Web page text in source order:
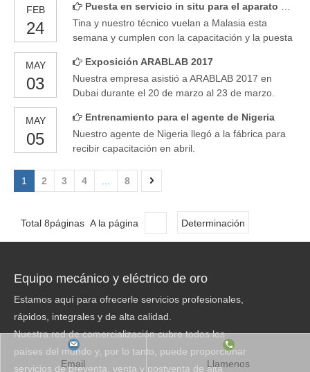
las diferencias de energía entre
producción para equipos de prueba de petróleo.
Servimos en China durante 30 años y exportamos
20 años y ganamos el reconocimiento colaborativo
en T
FEB
24
Puesta en servicio in situ para el aparato de propagación de incendios BS476-6
Tina y nuestro técnico vuelan a Malasia esta
semana y cumplen con la capacitación y la puesta
MAY
03
Exposición ARABLAB 2017
Nuestra empresa asistió a ARABLAB 2017 en
Dubai durante el 20 de marzo al 23 de marzo.
clientes. La tercera vez hemos estado allí. Y
mostraremos allí nuevamente en el próximo año.
MAY
05
Entrenamiento para el agente de Nigeria
Nuestro agente de Nigeria llegó a la fábrica para
recibir capacitación en abril.
1 2 3 4 8
Total 8páginas A la página Determinación
Equipo mecánico y eléctrico de oro
Estamos aquí para ofrecerle servicios profesionales,
rápidos, integrales y de alta calidad.
Nuestra red de comercialización cubre todos los
países del mundo y, por lo tanto, puede proporcionar
servicios de preventa, venta y postventa de alta
Email Llamenos